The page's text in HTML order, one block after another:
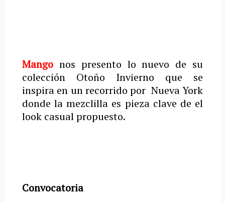
Mango nos presento lo nuevo de su
colección Otoño Invierno que se
inspira en un recorrido por Nueva York
donde la mezclilla es pieza clave de el
look casual propuesto.
Convocatoria